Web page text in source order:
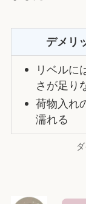
デメリ
リベルに
さが足り
荷物入れ
濡れる